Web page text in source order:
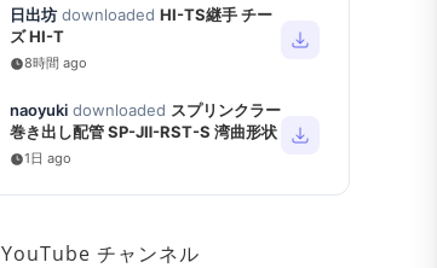
日出坊 downloaded HI-TS継手 チー
ズ HI-T
8時間 ago
naoyuki downloaded スプリンクラー
巻き出し配管 SP-JⅡ-RST-S 湾曲形状
1日 ago
YouTube チャンネル